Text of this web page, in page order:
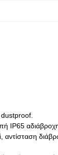
dustproof.
IP65
αντίσταση